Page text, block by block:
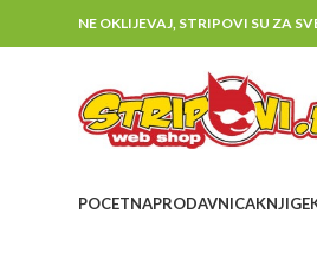
NE OKLIJEVAJ, STRIPOVI SU ZA
POCETNAPRODAVNICAKNJIGE